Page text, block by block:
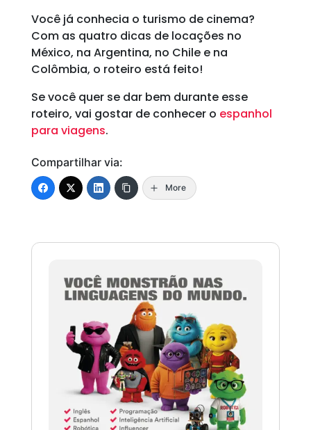
Você já conhecia o turismo de cinema?
Com as quatro dicas de locações no
México, na Argentina, no Chile e na
Colômbia, o roteiro está feito!
Se você quer se dar bem durante esse
roteiro, vai gostar de conhecer o espanhol
para viagens.
Compartilhar via:
More